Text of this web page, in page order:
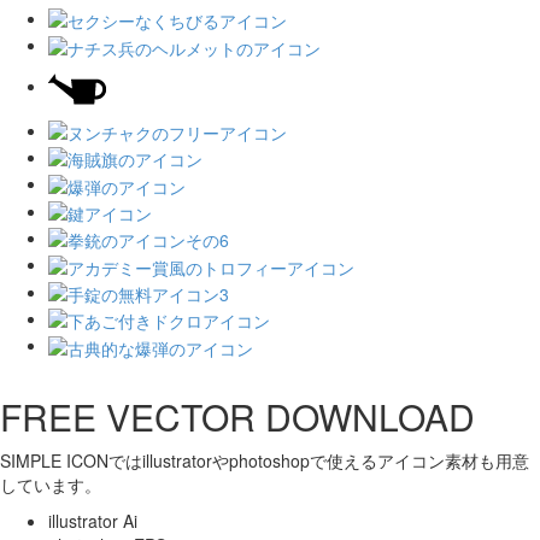
FREE VECTOR DOWNLOAD
SIMPLE ICONではillustratorやphotoshopで使えるアイコン素材も用意
しています。
illustrator Ai